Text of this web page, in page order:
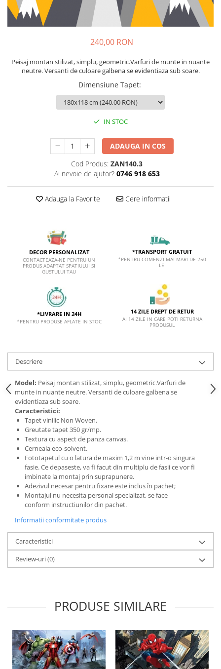
Sticker Harta Lumii
Stickere Cu Model Repetitiv
Stickere Pentru Bucatarie
Stickere pentru Usi
Stickere pentru Podea
Stickere Panou Poze
240,00 RON
Peisaj montan stilizat, simplu, geometric.Varfuri de munte in nuante
neutre. Versanti de culoare galbena se evidentiaza sub soare.
Dimensiune Tapet:
IN STOC
ADAUGA IN COS
Cod Produs: ZAN140.3
Ai nevoie de ajutor? 0746 918 653
Adauga la Favorite Cere informatii
DECOR PERSONALIZAT
CONTACTEAZA-NE PENTRU UN
PRODUS ADAPTAT SPATIULUI SI
GUSTULUI TAU
*TRANSPORT GRATUIT
*PENTRU COMENZI MAI MARI DE 250
LEI
*LIVRARE IN 24H
*PENTRU PRODUSE AFLATE IN STOC
14 ZILE DREPT DE RETUR
AI 14 ZILE IN CARE POTI RETURNA
PRODUSUL
Descriere
Model: Peisaj montan stilizat, simplu, geometric.Varfuri de
munte in nuante neutre. Versanti de culoare galbena se
evidentiaza sub soare.
Caracteristici:
Tapet vinilic Non Woven.
Greutate tapet 350 gr/mp.
Textura cu aspect de panza canvas.
Cerneala eco-solvent.
Fototapetul cu o latura de maxim 1,2 m vine intr-o singura
fasie. Ce depaseste, va fi facut din multiplu de fasii ce vor fi
imbinate la montaj prin suprapunere.
Adezivul necesar pentru fixare este inclus în pachet;
Montajul nu necesita personal specializat, se face
conform instructiunilor din pachet.
Informatii conformitate produs
Caracteristici
Review-uri(0)
PRODUSE SIMILARE